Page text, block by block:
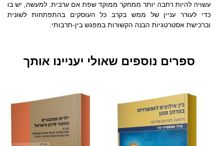
עשויה להיות רחבה יותר ממחקר ממוקד שפת אם ערבית. למעשה, יש בו
כדי לעורר עניין של ממש בקרב כל העוסקים בהתפתחות לשונית
וברכישת אסטרטגיות הבנה הקשורות במפגש בין-תרבותי.
ספרים נוספים שאולי יעניינו אותך